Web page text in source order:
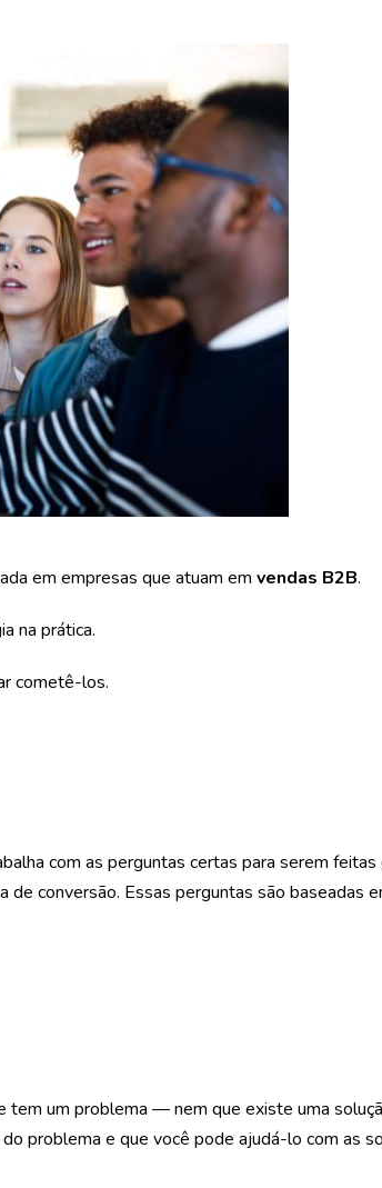
em empresas que atuam em vendas B2B.
na prática.
cometê-los.
com as perguntas certas para serem feitas
de conversão. Essas perguntas são baseadas
tem um problema — nem que existe uma
problema e que você pode ajudá-lo com as